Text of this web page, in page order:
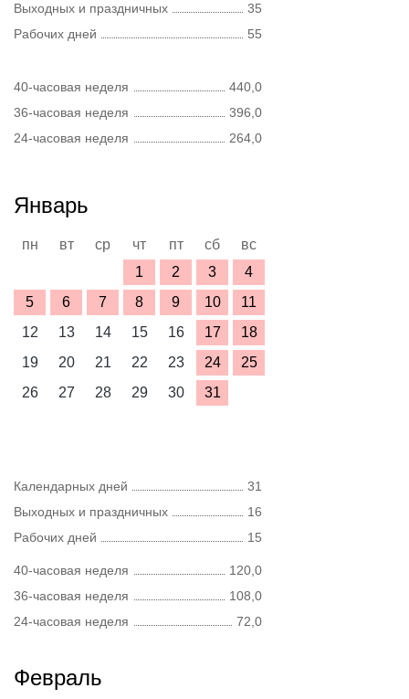
Выходных и праздничных
35
Рабочих дней
55
40-часовая неделя
440,0
36-часовая неделя
396,0
24-часовая неделя
264,0
Январь
пн вт ср чт пт сб
вс
1
2 3
4
5
6 7 8 9 10
11
12
13 14 15 16 17
18
19
20 21 22 23 24
25
26
27 28 29 30 31
Календарных дней
31
Выходных и праздничных
16
Рабочих дней
15
40-часовая неделя
120,0
36-часовая неделя
108,0
24-часовая неделя
72,0
Февраль